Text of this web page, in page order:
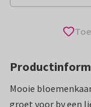
Mooie
groet voor bv een